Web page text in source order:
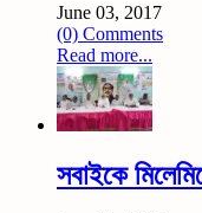
June 03, 2017
(0) Comments
Read more...
সবাইকে